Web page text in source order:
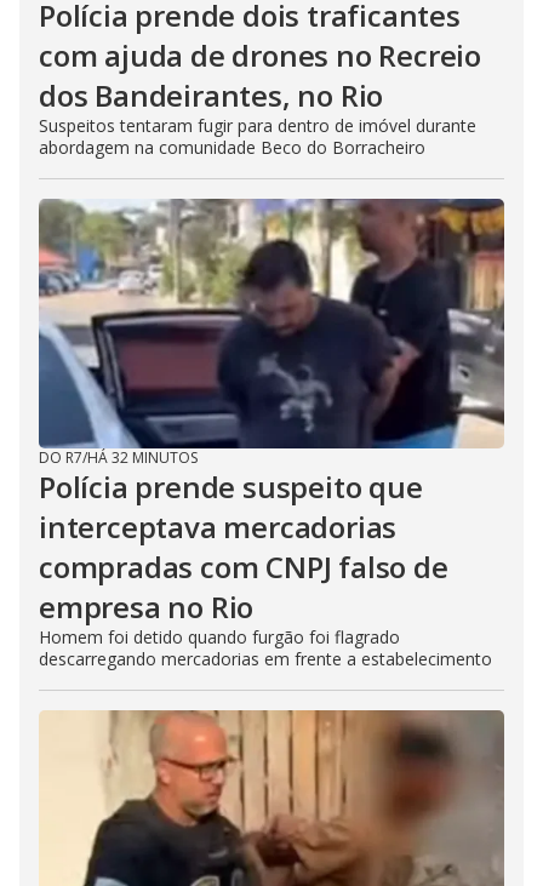
Polícia prende dois traficantes
com ajuda de drones no Recreio
dos Bandeirantes, no Rio
Suspeitos tentaram fugir para dentro de imóvel durante
abordagem na comunidade Beco do Borracheiro
DO R7/HÁ 32 MINUTOS
Polícia prende suspeito que
interceptava mercadorias
compradas com CNPJ falso de
empresa no Rio
Homem foi detido quando furgão foi flagrado
descarregando mercadorias em frente a estabelecimento